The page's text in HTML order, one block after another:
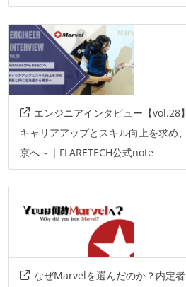
エンジニアインタビュー【vol.28
キャリアアップとスキル向上を求め
京へ～｜FLARETECH公式note
なぜMarvelを選んだのか？内定